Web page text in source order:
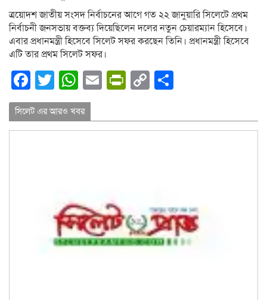
ত্রয়োদশ জাতীয় সংসদ নির্বাচনের আগে গত ২২ জানুয়ারি সিলেটে প্রথম
নির্বাচনী জনসভায় বক্তব্য দিয়েছিলেন দলের নতুন চেয়ারম্যান হিসেবে।
এবার প্রধানমন্ত্রী হিসেবে সিলেট সফর করছেন তিনি। প্রধানমন্ত্রী হিসেবে
এটি তার প্রথম সিলেট সফর।
Facebook
Twitter
WhatsApp
EmailPrintFriendly
Copy
সিলেট এর আরও খবর